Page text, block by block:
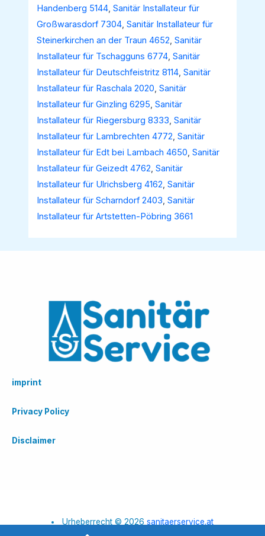
Handenberg 5144,Sanitär Installateur für
Großwarasdorf 7304,Sanitär Installateur für
Steinerkirchen an der Traun 4652,Sanitär
Installateur für Tschagguns 6774,Sanitär
Installateur für Deutschfeistritz 8114,Sanitär
Installateur für Raschala 2020,Sanitär
Installateur für Ginzling 6295,Sanitär
Installateur für Riegersburg 8333,Sanitär
Installateur für Lambrechten 4772,Sanitär
Installateur für Edt bei Lambach 4650,Sanitär
Installateur für Geizedt 4762,Sanitär
Installateur für Ulrichsberg 4162,Sanitär
Installateur für Scharndorf 2403,Sanitär
Installateur für Artstetten-Pöbring 3661
imprint
Privacy Policy
Disclaimer
Urheberrecht © 2026sanitaerservice.at